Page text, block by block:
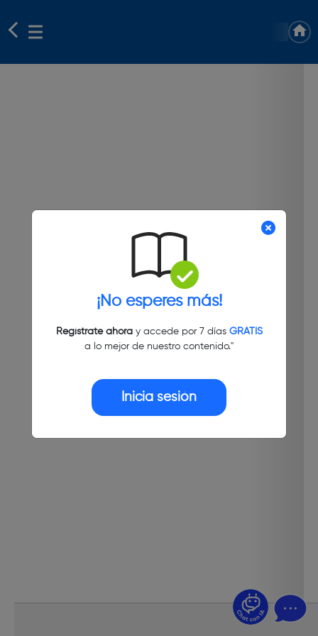
¡No esperes más!
Regístrate ahoray accede por 7 días GRATIS
a lo mejor de nuestro contenido."
Inicia sesión